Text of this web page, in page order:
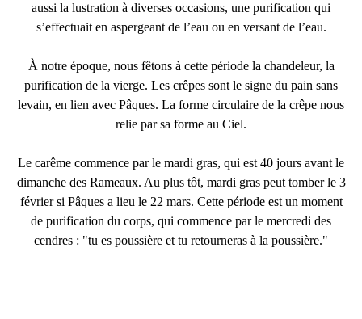
aussi la lustration à diverses occasions, une purification qui
s’effectuait en aspergeant de l’eau ou en versant de l’eau.
À notre époque, nous fêtons à cette période la chandeleur, la
purification de la vierge. Les crêpes sont le signe du pain sans
levain, en lien avec Pâques. La forme circulaire de la crêpe nous
relie par sa forme au Ciel.
Le carême commence par le mardi gras, qui est 40 jours avant le
dimanche des Rameaux. Au plus tôt, mardi gras peut tomber le 3
février si Pâques a lieu le 22 mars. Cette période est un moment
de purification du corps, qui commence par le mercredi des
cendres : "tu es poussière et tu retourneras à la poussière."